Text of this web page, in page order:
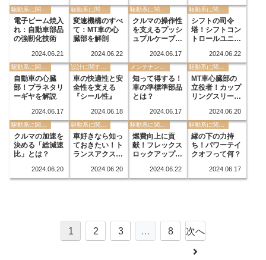
電子ビーム焼入
れ：自動車部品
の強靭化技術
2024.06.21
変速機構のすべ
て：MT車の心
臓部を解剖
2024.06.22
クルマの操作性
を支えるプッシ
ュプルケーブル
2024.06.17
シフトの司令
塔！シフトコン
トロールユニッ
2024.06.22
自動車の心臓
部！プラネタリ
ーギヤを解説
2024.06.17
設計に関する用語
車の快適性と安
全性を支える
『シール性』
2024.06.18
知って得する！
車の準標準部品
とは？
2024.06.17
MT車心臓部の
立役者！カップ
リングスリーブ
2024.06.20
クルマの加速を
決める「総減速
比」とは？
2024.06.20
車好きなら知っ
ておきたい！ト
ランスアクスル
2024.06.20
燃費向上に貢
献！フレックス
ロックアップ制
2024.06.22
縁の下の力持
ち！パワーテイ
クオフって何？
2024.06.17
1 2 3 … 8 次へ